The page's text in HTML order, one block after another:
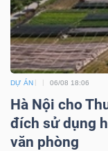
DỰ ÁN 06/08 18:06
Hà Nội cho
đích sử dụng
văn phòng
đầu
tư
Truyền